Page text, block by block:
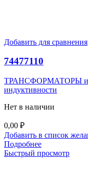
Добавить для сравнения
74477110
ТРАНСФОРМАТОРЫ
индуктивности
Нет в наличии
0,00 ₽
Добавить в список
Подробнее
Быстрый просмотр